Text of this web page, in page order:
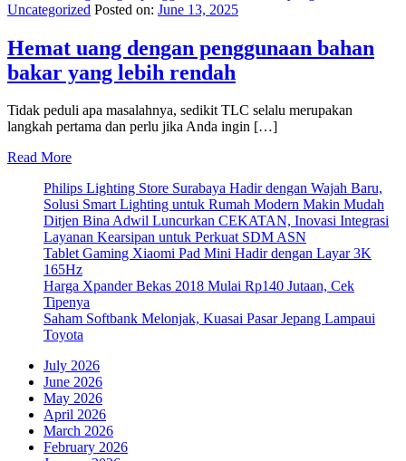
Uncategorized Posted on: June 13, 2025
Hemat uang dengan penggunaan bahan
bakar yang lebih rendah
Tidak peduli apa masalahnya, sedikit TLC selalu merupakan
langkah pertama dan perlu jika Anda ingin […]
Read More
Philips Lighting Store Surabaya Hadir dengan Wajah Baru,
Solusi Smart Lighting untuk Rumah Modern Makin Mudah
Ditjen Bina Adwil Luncurkan CEKATAN, Inovasi Integrasi
Layanan Kearsipan untuk Perkuat SDM ASN
Tablet Gaming Xiaomi Pad Mini Hadir dengan Layar 3K
165Hz
Harga Xpander Bekas 2018 Mulai Rp140 Jutaan, Cek
Tipenya
Saham Softbank Melonjak, Kuasai Pasar Jepang Lampaui
Toyota
July 2026
June 2026
May 2026
April 2026
March 2026
February 2026